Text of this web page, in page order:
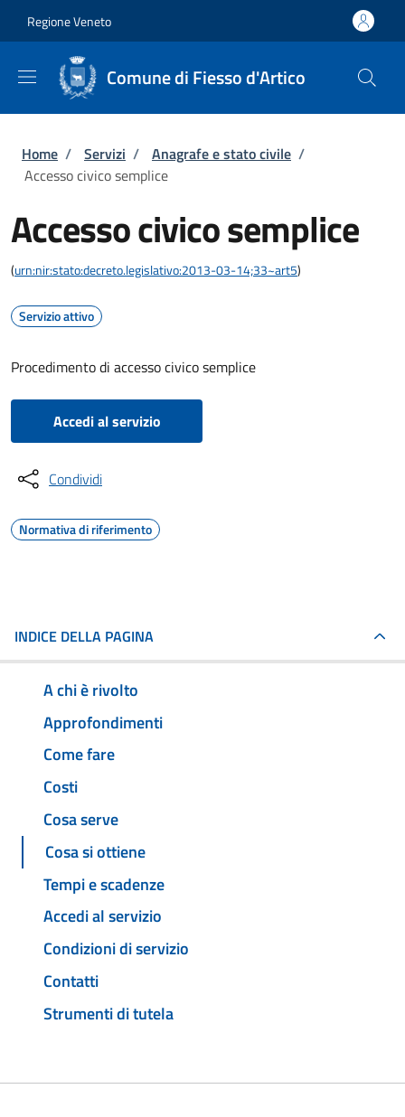
Regione Veneto
Comune di Fiesso d'Artico
Briciole di pane
Home / Servizi / Anagrafe e stato civile /
Accesso civico semplice
Accesso civico semplice
(urn:nir:stato:decreto.legislativo:2013-03-14;33~art5)
Servizio attivo
Procedimento di accesso civico semplice
Accedi al servizio
Condividi
Normativa di riferimento
INDICE DELLA PAGINA
A chi è rivolto
Approfondimenti
Come fare
Costi
Cosa serve
Cosa si ottiene
Tempi e scadenze
Accedi al servizio
Condizioni di servizio
Contatti
Strumenti di tutela